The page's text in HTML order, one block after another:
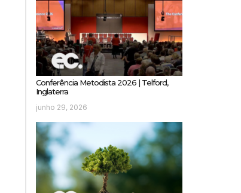
Conferência Metodista 2026 | Telford,
Inglaterra
junho 29, 2026